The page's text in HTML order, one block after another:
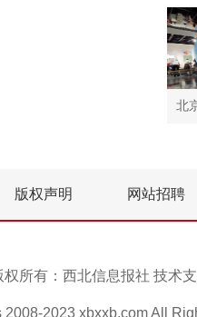
版权声明 网站招聘
所有：西北信息报社 技术支
2023 xbxxb.com All